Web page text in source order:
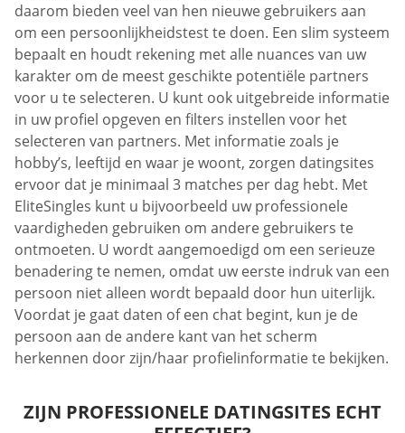
daarom bieden veel van hen nieuwe gebruikers aan
om een ​​persoonlijkheidstest te doen. Een slim systeem
bepaalt en houdt rekening met alle nuances van uw
karakter om de meest geschikte potentiële partners
voor u te selecteren. U kunt ook uitgebreide informatie
in uw profiel opgeven en filters instellen voor het
selecteren van partners. Met informatie zoals je
hobby’s, leeftijd en waar je woont, zorgen datingsites
ervoor dat je minimaal 3 matches per dag hebt. Met
EliteSingles kunt u bijvoorbeeld uw professionele
vaardigheden gebruiken om andere gebruikers te
ontmoeten. U wordt aangemoedigd om een ​​serieuze
benadering te nemen, omdat uw eerste indruk van een
persoon niet alleen wordt bepaald door hun uiterlijk.
Voordat je gaat daten of een chat begint, kun je de
persoon aan de andere kant van het scherm
herkennen door zijn/haar profielinformatie te bekijken.
ZIJN PROFESSIONELE DATINGSITES ECHT